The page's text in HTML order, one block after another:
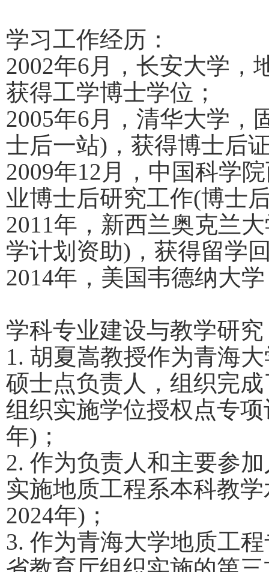
学习工作经历：
2002年6月，长安大学，
获得工学博士学位；
2005年6月，清华大学，
士后一站) ，获得博士后
2009年12 月，中国科学
业博士后研究工作(博士
2011年，新西兰奥克兰
学计划资助) ，获得留学
2014年，美国韦德纳大
学科专业建设与教学研究
1. 胡夏嵩教授作为青海
硕士点负责人，组织完
组织实施学位授权点专
年) ；
2. 作为负责人和主要参
实施地质工程系本科教
2024年) ；
3. 作为青海大学地质工